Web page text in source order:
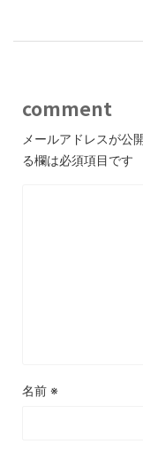
comment
メールアドレスが公
る欄は必須項目です
名前 ※